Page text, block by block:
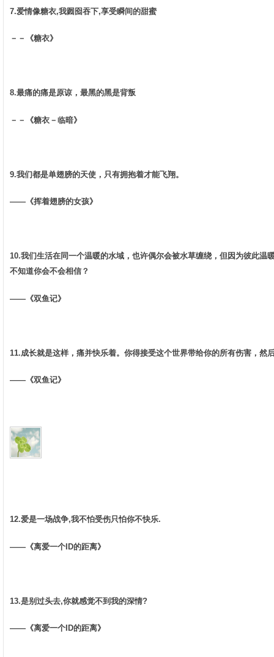
7.爱情像糖衣,我囫囵吞下,享受瞬间的甜蜜 ­
－－《糖衣》 ­
8.最痛的痛是原谅，最黑的黑是背叛 ­
－－《糖衣－临暗》 ­
9.我们都是单翅膀的天使，只有拥抱着才能飞翔。 ­
——《挥着翅膀的女孩》 ­
10.我们生活在同一个温暖的水域，也许偶尔会被水草缠绕，但因为彼此
不知道你会不会相信？­
——《双鱼记》 ­
11.成长就是这样，痛并快乐着。你得接受这个世界带给你的所有伤害，然
——《双鱼记》
12.爱是一场战争,我不怕受伤只怕你不快乐. ­
——《离爱一个ID的距离》 ­
13.是别过头去,你就感觉不到我的深情? ­
——《离爱一个ID的距离》 ­